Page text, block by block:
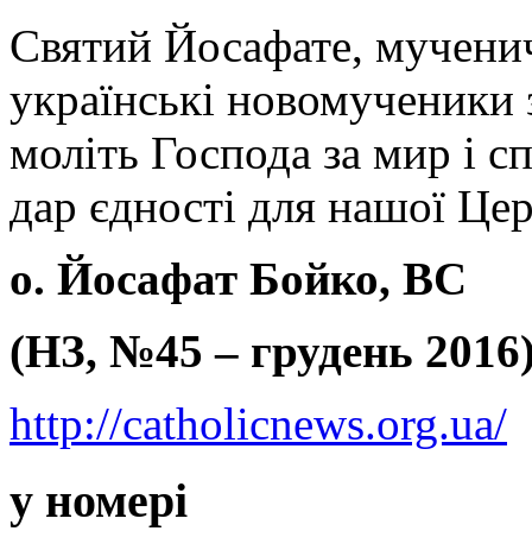
Святий Йосафате,
українські новомученики
моліть Господа за мир і
дар єдності для нашої
о. Йосафат Бойко, ВС
(НЗ, №45 – грудень
http://catholicnews.org.ua/
у номері